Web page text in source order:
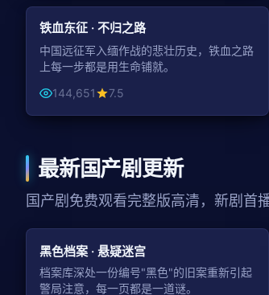
战争
铁血东征 · 不归之路
中国远征军入缅作战的悲壮历史，铁血之路
上每一步都是用生命铺就。
144,651
7.5
最新国产剧更新
国产剧免费观看完整版高清，新剧首
黑色档案 · 悬疑迷宫
档案库深处一份编号"黑色"的旧案重新引起
警局注意，每一页都是一道谜。